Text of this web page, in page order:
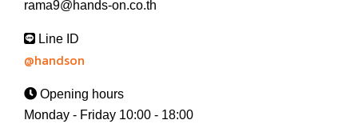
rama9@hands-on.co.th
Line ID
@handson
Opening hours
Monday - Friday 10:00 - 18:00